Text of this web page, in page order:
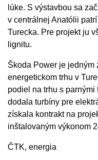
lúke. S výstavbou sa
v centrálnej Anatólii
Turecka. Pre projekt ju
lignitu.
Škoda Power je jedným
energetickom trhu v
podiel na trhu s
dodala turbíny pre
získala kontrakt na
inštalovaným výkonom
ČTK, energia